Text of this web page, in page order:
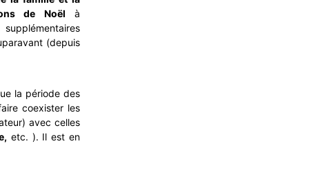
de Noël à
(depuis
la période des
coexister les
avec celles
etc. ). Il est en